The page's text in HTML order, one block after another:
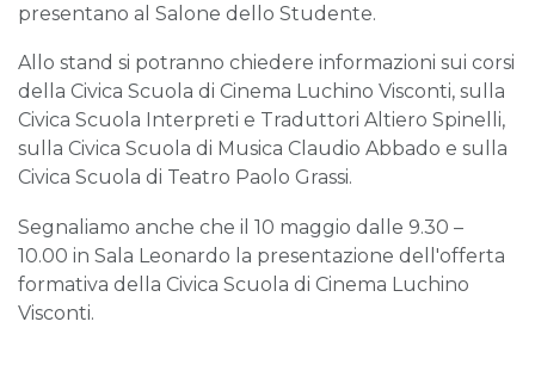
presentano al Salone dello Studente.
Allo stand si potranno chiedere informazioni sui corsi
della Civica Scuola di Cinema Luchino Visconti, sulla
Civica Scuola Interpreti e Traduttori Altiero Spinelli,
sulla Civica Scuola di Musica Claudio Abbado e sulla
Civica Scuola di Teatro Paolo Grassi.
Segnaliamo anche che il 10 maggio dalle 9.30 –
10.00 in Sala Leonardo la presentazione dell'offerta
formativa della Civica Scuola di Cinema Luchino
Visconti.